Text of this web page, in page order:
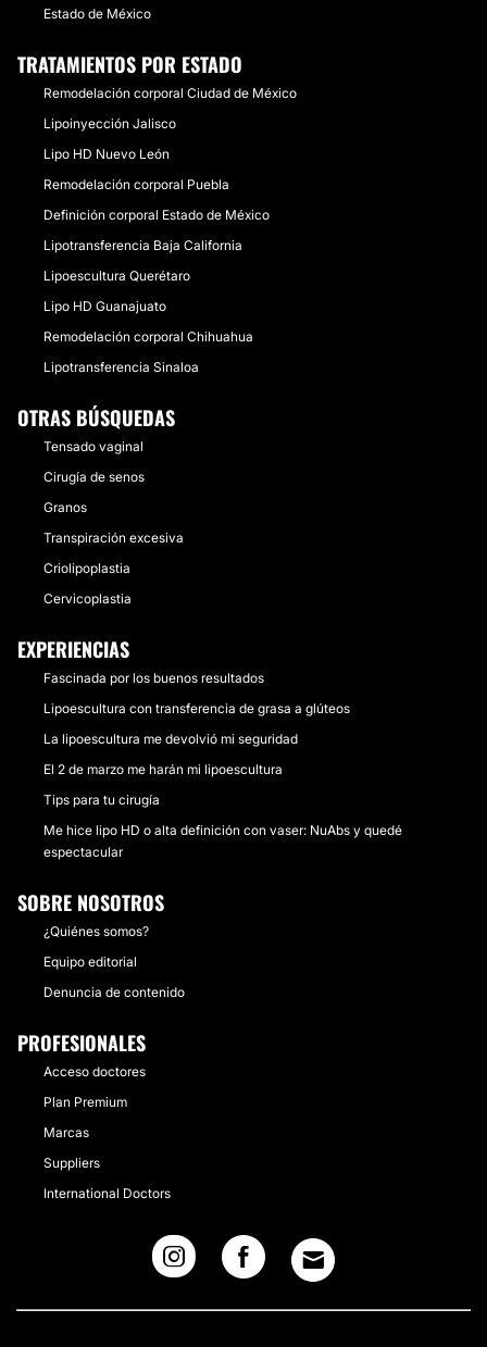
Estado de México
TRATAMIENTOS POR ESTADO
Remodelación corporal Ciudad de México
Lipoinyección Jalisco
Lipo HD Nuevo León
Remodelación corporal Puebla
Definición corporal Estado de México
Lipotransferencia Baja California
Lipoescultura Querétaro
Lipo HD Guanajuato
Remodelación corporal Chihuahua
Lipotransferencia Sinaloa
OTRAS BÚSQUEDAS
Tensado vaginal
Cirugía de senos
Granos
Transpiración excesiva
Criolipoplastia
Cervicoplastia
EXPERIENCIAS
Fascinada por los buenos resultados
Lipoescultura con transferencia de grasa a glúteos
La lipoescultura me devolvió mi seguridad
El 2 de marzo me harán mi lipoescultura
Tips para tu cirugía
Me hice lipo HD o alta definición con vaser: NuAbs y quedé
espectacular
SOBRE NOSOTROS
¿Quiénes somos?
Equipo editorial
Denuncia de contenido
PROFESIONALES
Acceso doctores
Plan Premium
Marcas
Suppliers
International Doctors